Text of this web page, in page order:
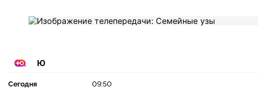
Ю
Сегодня 09:50